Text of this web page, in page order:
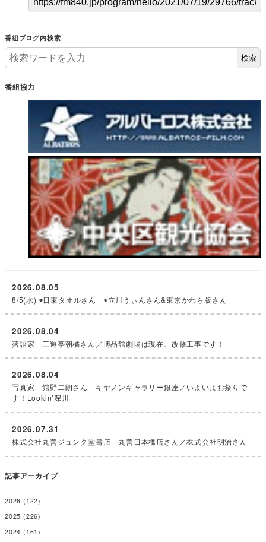
番組ブログ内検索
検索
番組協力
8/5(水) ◉日東タオルさん ◉立川うぃんさん&東京かわら版さん
2026.08.05
落語家 三遊亭朝橘さん／博品館劇場は現在、改修工事です！
2026.08.04
写真家 館野二朗さん キヤノンギャラリー銀座／いよいよお祭りで
す！Lookin’深川
2026.08.04
株式会社丸善ジュンク堂書店 丸善日本橋店さん／株式会社明治さん
2026.07.31
記事アーカイブ
2026 (122)
2025 (226)
2024 (161)